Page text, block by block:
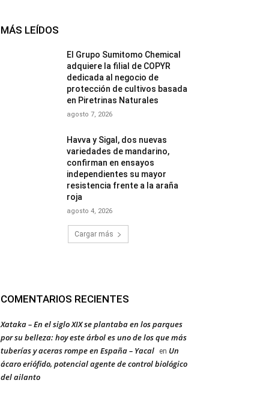
MÁS LEÍDOS
El Grupo Sumitomo Chemical
adquiere la filial de COPYR
dedicada al negocio de
protección de cultivos basada
en Piretrinas Naturales
agosto 7, 2026
Havva y Sigal, dos nuevas
variedades de mandarino,
confirman en ensayos
independientes su mayor
resistencia frente a la araña
roja
agosto 4, 2026
Cargar más
COMENTARIOS RECIENTES
Xataka – En el siglo XIX se plantaba en los parques
por su belleza: hoy este árbol es uno de los que más
tuberías y aceras rompe en España – Yacal
en Un
ácaro eriófido, potencial agente de control biológico
del ailanto